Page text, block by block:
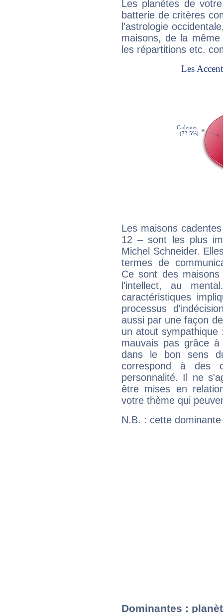
Les planètes de
batterie de critères
l'astrologie
maisons, de la
les répartitions etc.
Les maisons
12 – sont les plus
Michel Schneider.
termes de
Ce sont des
l'intellect, au
caractéristiques
processus
aussi par une façon
un atout
mauvais pas grâce
dans le bon sens
correspond à des
personnalité. Il ne
être mises en
votre thème qui
N.B. : cette
Dominantes :